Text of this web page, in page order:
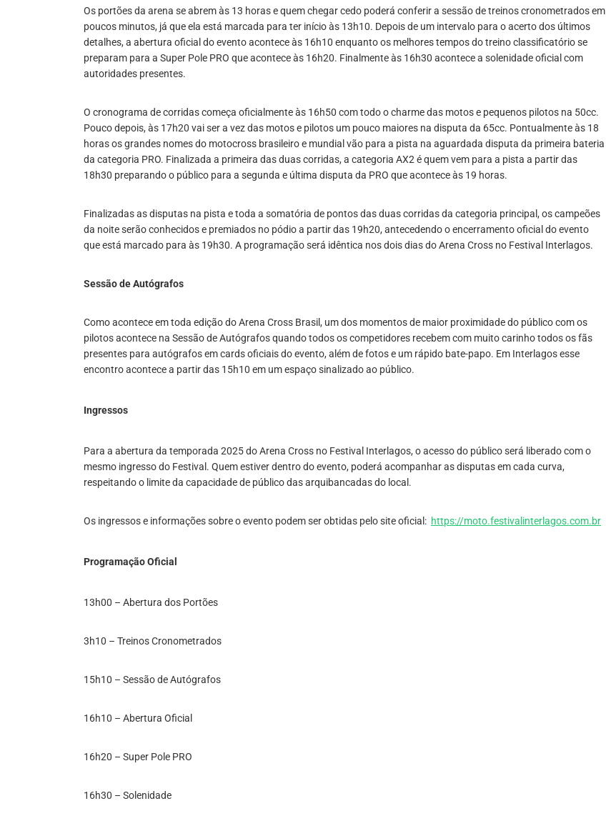
Os portões da arena se abrem às 13 horas e quem chegar cedo poderá conferir a sessão de treinos cronometrados em
poucos minutos, já que ela está marcada para ter início às 13h10. Depois de um intervalo para o acerto dos últimos
detalhes, a abertura oficial do evento acontece às 16h10 enquanto os melhores tempos do treino classificatório se
preparam para a Super Pole PRO que acontece às 16h20. Finalmente às 16h30 acontece a solenidade oficial com
autoridades presentes.
O cronograma de corridas começa oficialmente às 16h50 com todo o charme das motos e pequenos pilotos na 50cc.
Pouco depois, às 17h20 vai ser a vez das motos e pilotos um pouco maiores na disputa da 65cc. Pontualmente às 18
horas os grandes nomes do motocross brasileiro e mundial vão para a pista na aguardada disputa da primeira bateria
da categoria PRO. Finalizada a primeira das duas corridas, a categoria AX2 é quem vem para a pista a partir das
18h30 preparando o público para a segunda e última disputa da PRO que acontece às 19 horas.
Finalizadas as disputas na pista e toda a somatória de pontos das duas corridas da categoria principal, os campeões
da noite serão conhecidos e premiados no pódio a partir das 19h20, antecedendo o encerramento oficial do evento
que está marcado para às 19h30. A programação será idêntica nos dois dias do Arena Cross no Festival Interlagos.
Sessão de Autógrafos
Como acontece em toda edição do Arena Cross Brasil, um dos momentos de maior proximidade do público com os
pilotos acontece na Sessão de Autógrafos quando todos os competidores recebem com muito carinho todos os fãs
presentes para autógrafos em cards oficiais do evento, além de fotos e um rápido bate-papo. Em Interlagos esse
encontro acontece a partir das 15h10 em um espaço sinalizado ao público.
Ingressos
Para a abertura da temporada 2025 do Arena Cross no Festival Interlagos, o acesso do público será liberado com o
mesmo ingresso do Festival. Quem estiver dentro do evento, poderá acompanhar as disputas em cada curva,
respeitando o limite da capacidade de público das arquibancadas do local.
Os ingressos e informações sobre o evento podem ser obtidas pelo site oficial: https://moto.festivalinterlagos.com.br
Programação Oficial
13h00 – Abertura dos Portões
3h10 – Treinos Cronometrados
15h10 – Sessão de Autógrafos
16h10 – Abertura Oficial
16h20 – Super Pole PRO
16h30 – Solenidade